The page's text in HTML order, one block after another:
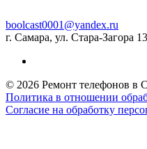
boolcast0001@yandex.ru
г. Самара, ул. Стара-Загора
© 2026 Ремонт телефонов в
Политика в отношении
Согласие на обработку